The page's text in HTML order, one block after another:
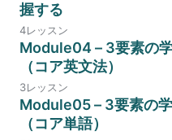
握する
4レッスン
Module04 – 3要素の
（コア英文法）
3レッスン
Module05 – 3要素の
（コア単語）